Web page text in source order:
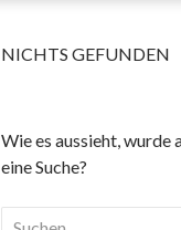
NICHTS GEFUNDEN
Wie es aussieht,
eine Suche?
Suchen